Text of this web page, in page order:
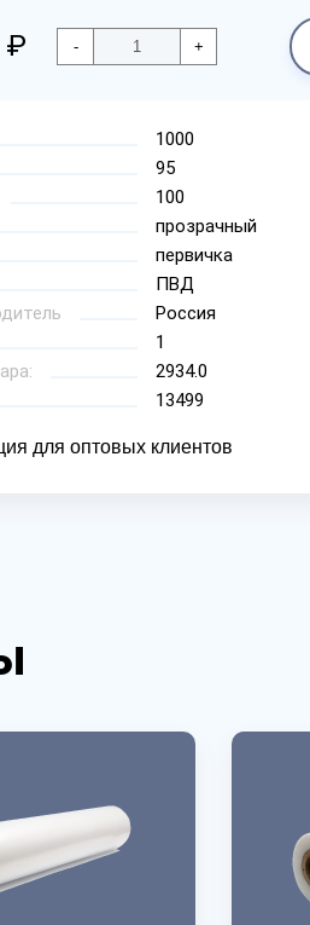
₽ - +
1000
95
100
прозрачный
первичка
ПВД
Россия
1
2934.0
13499
для оптовых клиентов